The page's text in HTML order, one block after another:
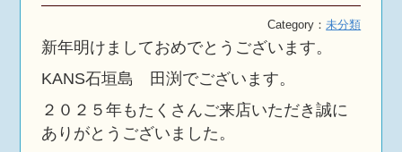
Category：未分類
新年明けましておめでとうございます。
KANS石垣島 田渕でございます。
２０２５年もたくさんご来店いただき誠に
ありがとうございました。